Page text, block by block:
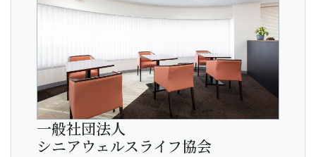
一般社団法人
シニアウェルスライフ協会